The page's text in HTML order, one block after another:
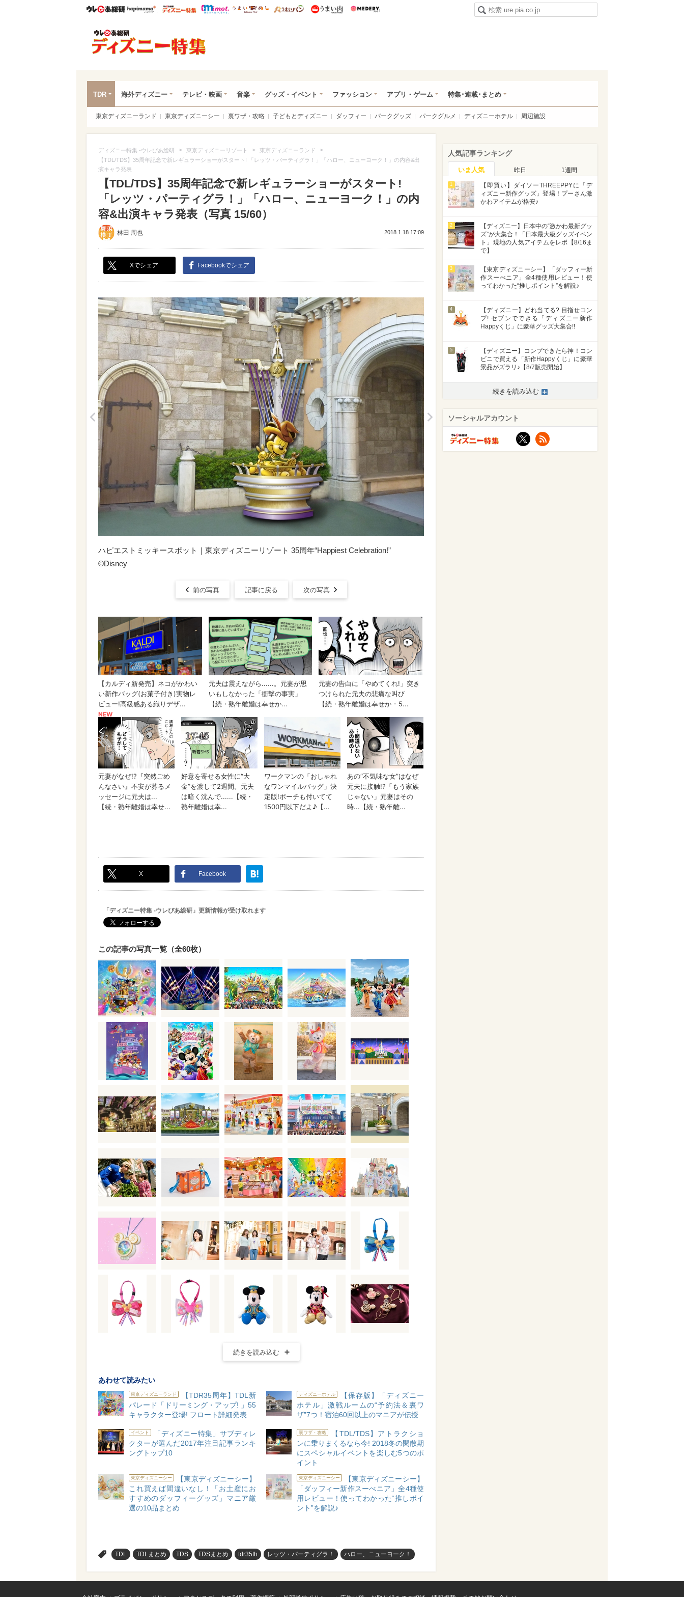
ウレぴあ総研ハピママ* ウレぴあ総研 ディズニー特集
mimot. うまいめし うまいパン うまい肉
TDR 海外ディズニー テレビ・映画 音楽 グッズ・イベント ファッション アプリ・ゲーム 特集･連載･まとめ
東京ディズニーランド 東京ディズニーシー 裏ワザ・攻略 子どもとディズニー ダッフィー パークグッズ パークグルメ ディズニーホテル 周辺施設
ディズニー特集 -ウレぴあ総研 > 東京ディズニーリゾート > 東京ディズニーランド >
【TDL/TDS】35周年記念で新レギュラーショーがスタート! 「レッツ・パーティグラ！」「ハロー、ニューヨーク！」の内容&出
演キャラ発表
【TDL/TDS】35周年記念で新レギュラーショーがスタート!
「レッツ・パーティグラ！」「ハロー、ニューヨーク！」の内
容&出演キャラ発表（写真 15/60）
林田 周也 2018.1.18 17:09
Xでシェア Facebookでシェア
>
ハピエストミッキースポット｜東京ディズニーリゾート 35周年“Happiest Celebration!”
©︎Disney
前の写真 記事に戻る 次の写真
X Facebook
「ディズニー特集 -ウレぴあ総研」更新情報が受け取れます
この記事の写真一覧（全60枚）
続きを読み込む
あわせて読みたい
東京ディズニーランド
【TDR35周年】TDL新
パレード「ドリーミング・アップ! 」55
キャラクター登場! フロート詳細発表
ディズニーホテル
【保存版】「ディズニー
ホテル」激戦ルームの“予約法＆裏ワ
ザ”7つ！宿泊60回以上のマニアが伝授
イベント
「ディズニー特集」サブディレ
クターが選んだ2017年注目記事ランキ
ングトップ10
裏ワザ・攻略
【TDL/TDS】アトラクショ
ンに乗りまくるなら今! 2018冬の閑散期
にスペシャルイベントを楽しむ5つのポ
イント
東京ディズニーシー
【東京ディズニーシー】
これ買えば間違いなし！「お土産にお
すすめのダッフィーグッズ」マニア厳
選の10品まとめ
東京ディズニーシー
【東京ディズニーシー】
「ダッフィー新作スーべニア」全4種使
用レビュー！使ってわかった“推しポイ
ント”を解説♪
TDL TDLまとめ TDS TDSまとめ tdr35th レッツ・パーティグラ！ ハロー、ニューヨーク！
人気記事ランキング
いま人気 昨日 1週間
1
【即買い】ダイソーTHREEPPYに「デ
ィズニー新作グッズ」登場！プーさん激
かわアイテムが格安♪
2
【ディズニー】日本中の“激かわ最新グッ
ズ”が大集合！「日本最大級グッズイベン
ト」現地の人気アイテムをレポ【8/16ま
で】
3
【東京ディズニーシー】「ダッフィー新
作スーべニア」全4種使用レビュー！使
ってわかった“推しポイント”を解説♪
4
【ディズニー】どれ当てる? 目指せコン
プ! セブンでできる「ディズニー新作
Happyくじ」に豪華グッズ大集合!!
5
【ディズニー】コンプできたら神！コン
ビニで買える「新作Happyくじ」に豪華
景品がズラリ♪【8/7販売開始】
続きを読み込む
ソーシャルアカウント
X